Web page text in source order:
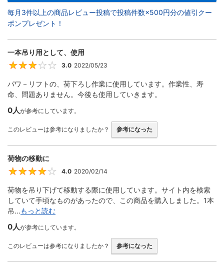
毎月3件以上の商品レビュー投稿で投稿件数×500円分の値引クー
ポンプレゼント！
一本吊り用として、使用
3
3.0 2022/05/23
パワ－リフトの、荷下ろし作業に使用しています。作業性、寿
命、問題ありません。今後も使用していきます。
0人が参考にしています。
このレビューは参考になりましたか？ 参考になった
荷物の移動に
4
4.0 2020/02/14
荷物を吊り下げて移動する際に使用しています。サイト内を検索
していて手頃なものがあったので、この商品を購入しました。1本
吊...もっと読む
0人が参考にしています。
このレビューは参考になりましたか？ 参考になった